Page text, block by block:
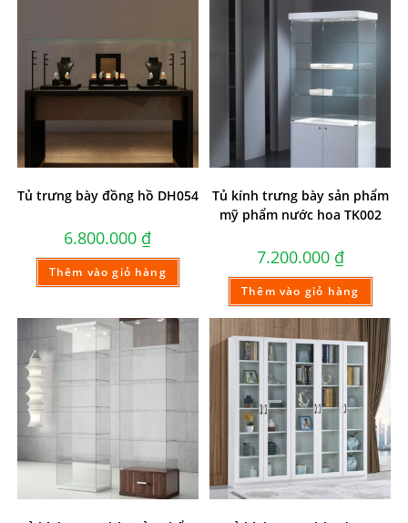
Tủ trưng bày đồng hồ DH054
6.800.000 ₫
Thêm vào giỏ hàng
Tủ kính trưng bày sản phẩm
mỹ phẩm nước hoa TK002
7.200.000 ₫
Thêm vào giỏ hàng